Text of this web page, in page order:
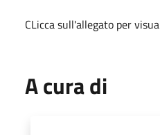
CLicca sull'allegato per
A cura di